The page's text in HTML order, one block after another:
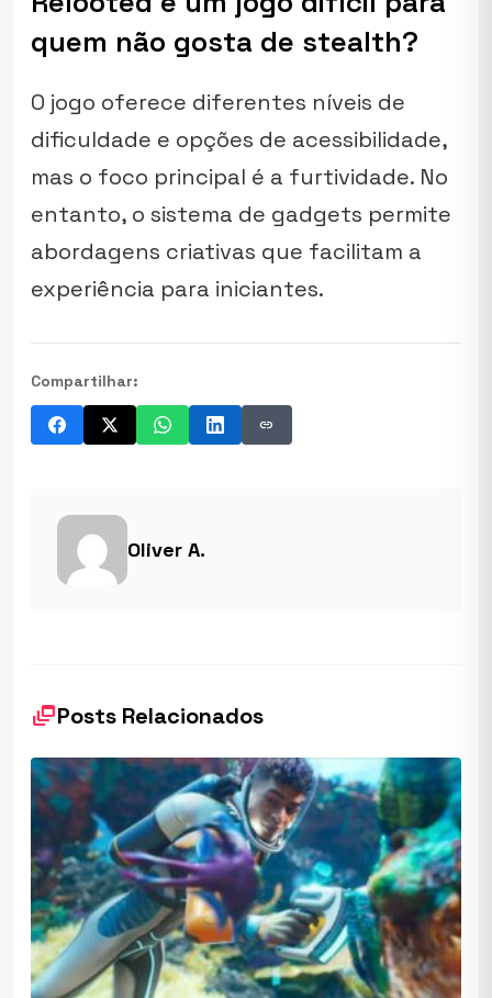
quem não gosta de stealth?
O jogo oferece diferentes níveis de
dificuldade e opções de acessibilidade,
mas o foco principal é a furtividade. No
entanto, o sistema de gadgets permite
abordagens criativas que facilitam a
experiência para iniciantes.
Compartilhar:
link
Oliver A.
dynamic_feedPosts Relacionados